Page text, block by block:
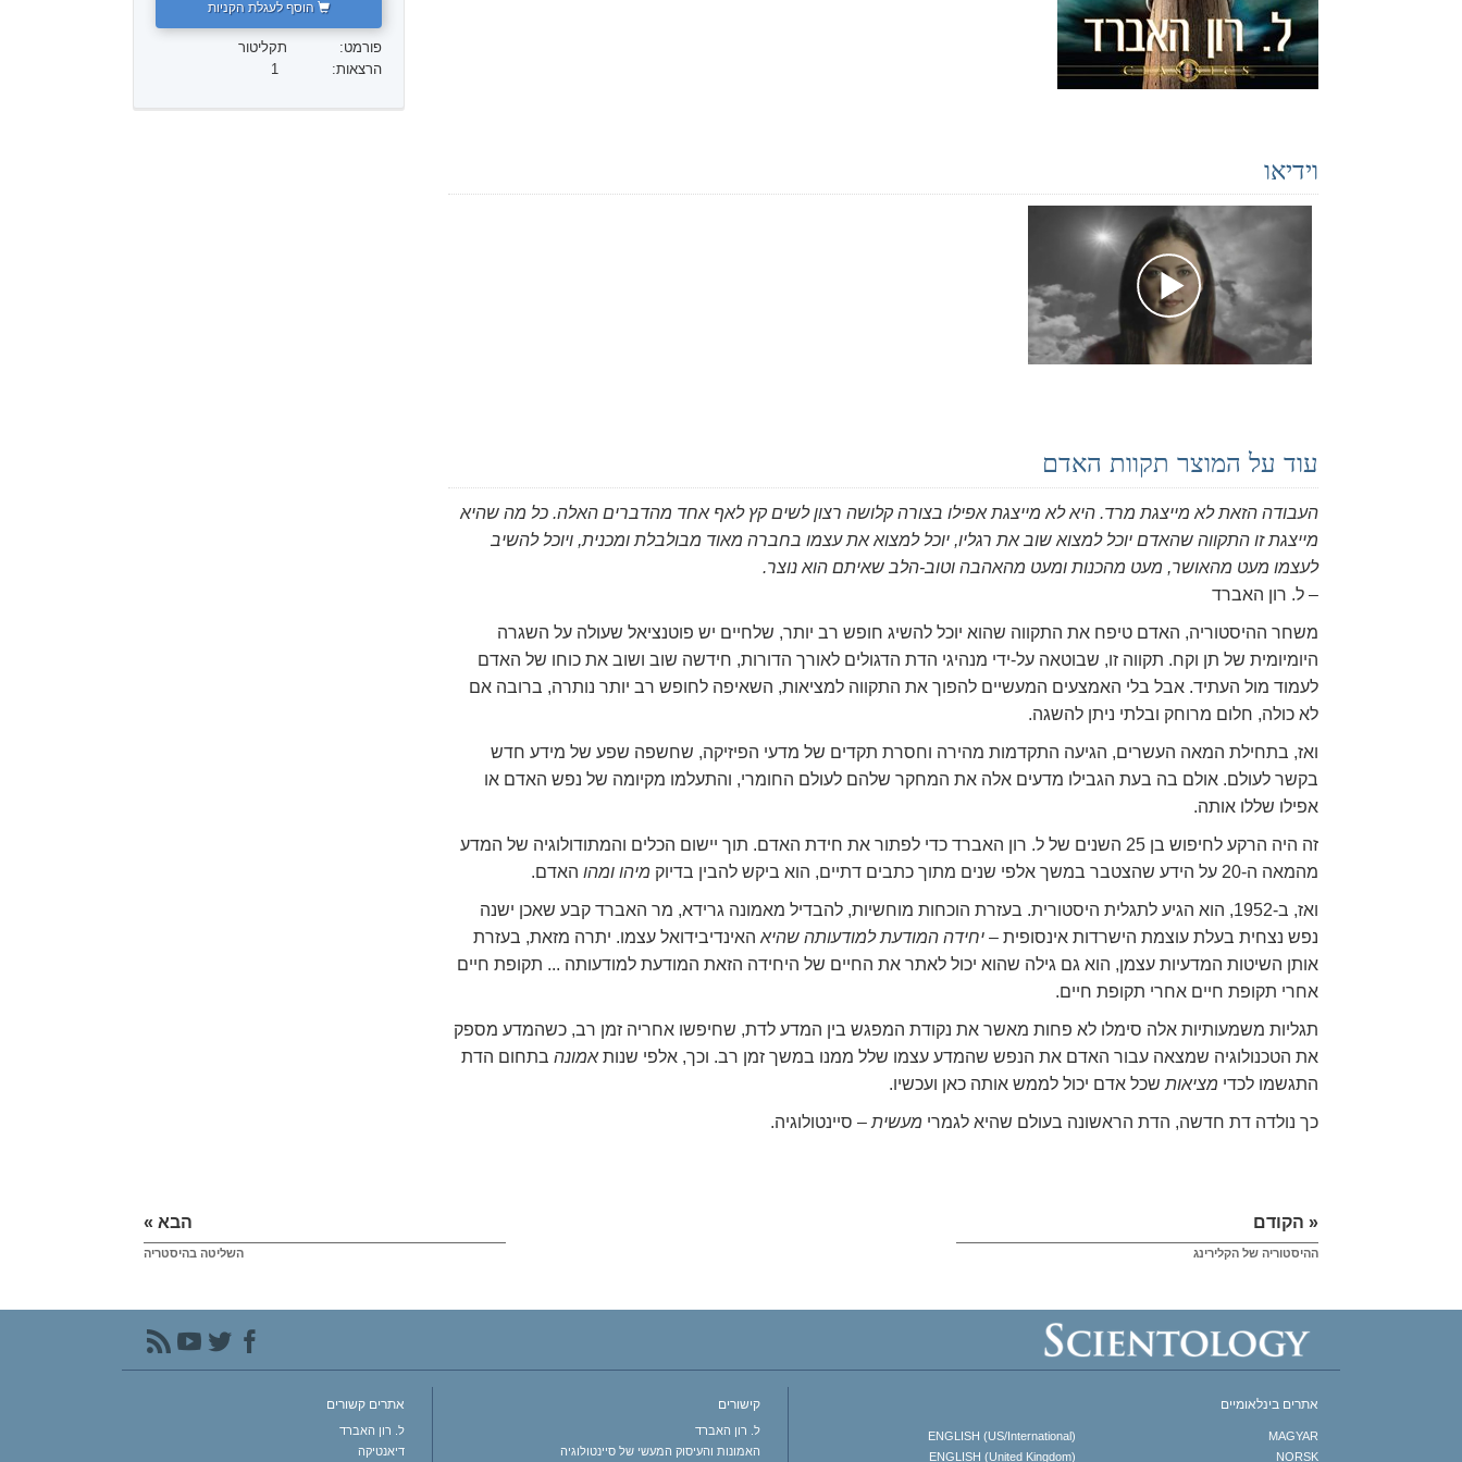
ילדים
הוסף לעגלת הקניות
פורמט:
תקליטור
הרצאות:
1
וידיאו
עוד על המוצר תקוות האדם
העבודה הזאת לא מייצגת מרד. היא לא מייצגת אפילו בצורה קלושה רצון לשים קץ לאף אחד מהדברים האלה. כל מה שהיא
מייצגת זו התקווה שהאדם יוכל למצוא שוב את רגליו, יוכל למצוא את עצמו בחברה מאוד מבולבלת ומכנית, ויוכל להשיב
לעצמו מעט מהאושר, מעט מהכנות ומעט מהאהבה וטוב-הלב שאיתם הוא נוצר.
– ל. רון האברד
משחר ההיסטוריה, האדם טיפח את התקווה שהוא יוכל להשיג חופש רב יותר, שלחיים יש פוטנציאל שעולה על השגרה
היומיומית של תן וקח. תקווה זו, שבוטאה על-ידי מנהיגי הדת הדגולים לאורך הדורות, חידשה שוב ושוב את כוחו של האדם
לעמוד מול העתיד. אבל בלי האמצעים המעשיים להפוך את התקווה למציאות, השאיפה לחופש רב יותר נותרה, ברובה אם
לא כולה, חלום מרוחק ובלתי ניתן להשגה.
ואז, בתחילת המאה העשרים, הגיעה התקדמות מהירה וחסרת תקדים של מדעי הפיזיקה, שחשפה שפע של מידע חדש
בקשר לעולם. אולם בה בעת הגבילו מדעים אלה את המחקר שלהם לעולם החומרי, והתעלמו מקיומה של נפש האדם או
אפילו שללו אותה.
זה היה הרקע לחיפוש בן 25 השנים של ל. רון האברד כדי לפתור את חידת האדם. תוך יישום הכלים והמתודולוגיה של המדע
מהמאה ה-20 על הידע שהצטבר במשך אלפי שנים מתוך כתבים דתיים, הוא ביקש להבין בדיוק
מיהו ומהו האדם.
ואז, ב-1952, הוא הגיע לתגלית היסטורית. בעזרת הוכחות מוחשיות, להבדיל מאמונה גרידא, מר האברד קבע שאכן ישנה
נפש נצחית בעלת עוצמת הישרדות אינסופית – יחידה המודעת למודעותה שהיא האינדיבידואל עצמו. יתרה מזאת, בעזרת
אותן השיטות המדעיות עצמן, הוא גם גילה שהוא יכול לאתר את החיים של היחידה הזאת המודעת למודעותה ... תקופת חיים
אחרי תקופת חיים אחרי תקופת חיים.
תגליות משמעותיות אלה סימלו לא פחות מאשר את נקודת המפגש בין המדע לדת, שחיפשו אחריה זמן רב, כשהמדע מספק
את הטכנולוגיה שמצאה עבור האדם את הנפש שהמדע עצמו שלל ממנו במשך זמן רב. וכך, אלפי שנותאמונה בתחום הדת
התגשמו לכדי מציאות שכל אדם יכול לממש אותה כאן ועכשיו.
כך נולדה דת חדשה, הדת הראשונה בעולם שהיא לגמרי מעשית – סיינטולוגיה.
« הקודם
ההיסטוריה של הקלירינג
הבא »
השליטה בהיסטריה
אתרים בינלאומיים
ENGLISH (US/International)
ENGLISH (United Kingdom)
MAGYAR
NORSK
קישורים
ל. רון האברד
האמונות והעיסוק המעשי של סיינטולוגיה
אתרים קשורים
ל. רון האברד
דיאנטיקה